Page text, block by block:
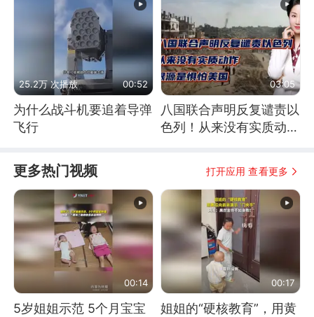
25.2万 次播放 00:52
为什么战斗机要追着导弹
飞行
03:05
八国联合声明反复谴责以
色列！从来没有实质动
更多热门视频 打开应用 查看更多
00:14
5岁姐姐示范 5个月宝宝
00:17
姐姐的“硬核教育”，用黄